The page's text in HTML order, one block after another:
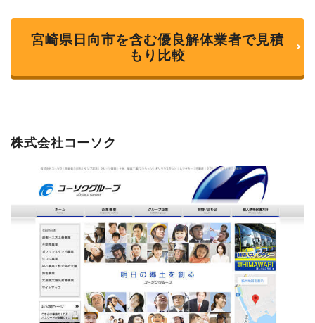
宮崎県日向市を含む優良解体業者で見積
もり比較
株式会社コーソク